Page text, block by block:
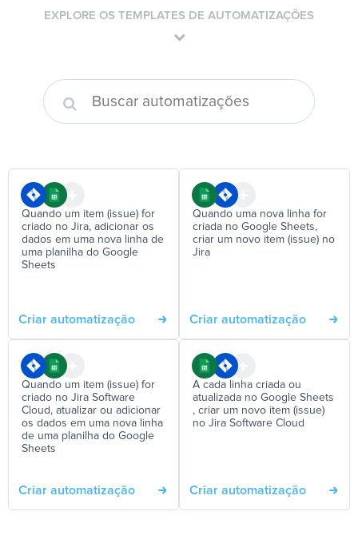
EXPLORE OS TEMPLATES DE AUTOMATIZAÇÕES
Quando um item (issue) for
criado no Jira, adicionar os
dados em uma nova linha de
uma planilha do Google
Sheets
Criar automatização
Quando uma nova linha for
criada no Google Sheets,
criar um novo item (issue) no
Jira
Criar automatização
Quando um item (issue) for
criado no Jira Software
Cloud, atualizar ou adicionar
os dados em uma nova linha
de uma planilha do Google
Sheets
Criar automatização
A cada linha criada ou
atualizada no Google Sheets
, criar um novo item (issue)
no Jira Software Cloud
Criar automatização